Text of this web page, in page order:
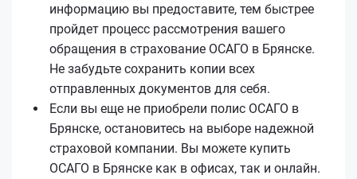
информацию вы предоставите, тем быстрее
пройдет процесс рассмотрения вашего
обращения в страхование ОСАГО в Брянске.
Не забудьте сохранить копии всех
отправленных документов для себя.
Если вы еще не приобрели полис ОСАГО в
Брянске, остановитесь на выборе надежной
страховой компании. Вы можете купить
ОСАГО в Брянске как в офисах, так и онлайн.